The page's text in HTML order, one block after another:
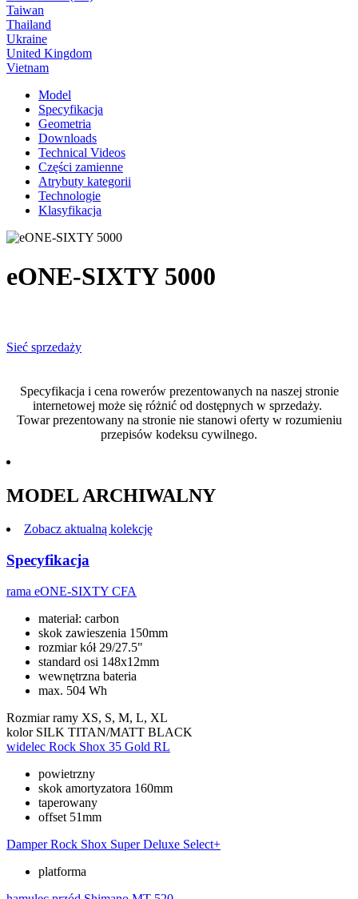
Taiwan
Thailand
Ukraine
United Kingdom
Vietnam
Model
Specyfikacja
Geometria
Downloads
Technical Videos
Części zamienne
Atrybuty kategorii
Technologie
Klasyfikacja
eONE-SIXTY 5000
Sieć sprzedaży
Specyfikacja i cena rowerów prezentowanych na naszej stronie
internetowej może się różnić od dostępnych w sprzedaży.
Towar prezentowany na stronie nie stanowi oferty w rozumieniu
przepisów kodeksu cywilnego.
MODEL ARCHIWALNY
Zobacz aktualną kolekcję
Specyfikacja
rama eONE-SIXTY CFA
materiał: carbon
skok zawieszenia 150mm
rozmiar kół 29/27.5"
standard osi 148x12mm
wewnętrzna bateria
max. 504 Wh
Rozmiar ramy XS, S, M, L, XL
kolor SILK TITAN/MATT BLACK
widelec Rock Shox 35 Gold RL
powietrzny
skok amortyzatora 160mm
taperowany
offset 51mm
Damper Rock Shox Super Deluxe Select+
platforma